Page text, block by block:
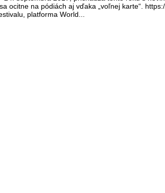
ocitne na pódiách aj vďaka „voľnej karte“.
platforma World...